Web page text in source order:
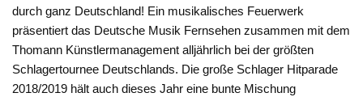
durch ganz Deutschland! Ein musikalisches Feuerwerk
präsentiert das Deutsche Musik Fernsehen zusammen mit dem
Thomann Künstlermanagement alljährlich bei der größten
Schlagertournee Deutschlands. Die große Schlager Hitparade
2018/2019 hält auch dieses Jahr eine bunte Mischung